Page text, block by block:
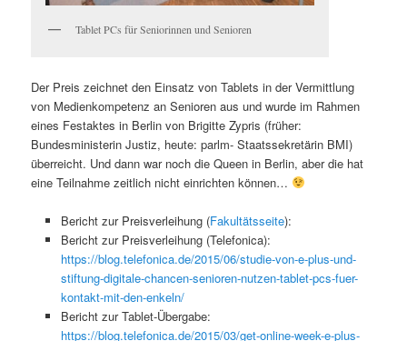
Tablet PCs für Seniorinnen und Senioren
Der Preis zeichnet den Einsatz von Tablets in der Vermittlung
von Medienkompetenz an Senioren aus und wurde im Rahmen
eines Festaktes in Berlin von Brigitte Zypris (früher:
Bundesministerin Justiz, heute: parlm- Staatssekretärin BMI)
überreicht. Und dann war noch die Queen in Berlin, aber die hat
eine Teilnahme zeitlich nicht einrichten können…
Bericht zur Preisverleihung (Fakultätsseite):
Bericht zur Preisverleihung (Telefonica):
https://blog.telefonica.de/2015/06/studie-von-e-plus-und-
stiftung-digitale-chancen-senioren-nutzen-tablet-pcs-fuer-
kontakt-mit-den-enkeln/
Bericht zur Tablet-Übergabe:
https://blog.telefonica.de/2015/03/get-online-week-e-plus-